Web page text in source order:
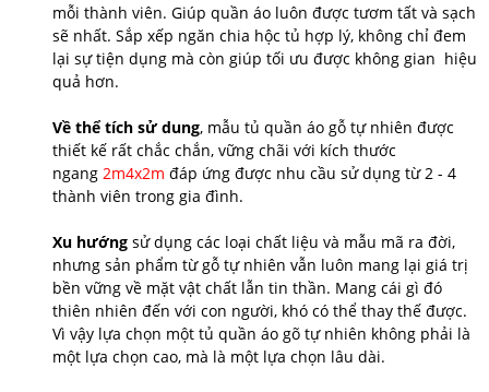
mỗi thành viên. Giúp quần áo luôn được tươm tất và sạch
sẽ nhất. Sắp xếp ngăn chia hộc tủ hợp lý, không chỉ đem
lại sự tiện dụng mà còn giúp tối ưu được không gian hiệu
quả hơn.
Về thể tích sử dung, mẫu tủ quần áo gỗ tự nhiên được
thiết kế rất chắc chắn, vững chãi với kích thước
ngang 2m4x2m đáp ứng được nhu cầu sử dụng từ 2 - 4
thành viên trong gia đình.
Xu hướngsử dụng các loại chất liệu và mẫu mã ra đời,
nhưng sản phẩm từ gỗ tự nhiên vẫn luôn mang lại giá trị
bền vững về mặt vật chất lẫn tin thần. Mang cái gì đó
thiên nhiên đến với con người, khó có thể thay thế được.
Vì vậy lựa chọn một tủ quần áo gõ tự nhiên không phải là
một lựa chọn cao, mà là một lựa chọn lâu dài.